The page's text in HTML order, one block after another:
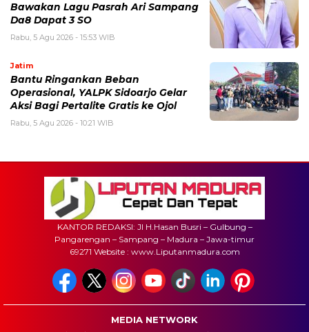
Bawakan Lagu Pasrah Ari Sampang
Da8 Dapat 3 SO
Rabu, 5 Agu 2026 - 15:53 WIB
Jatim
Bantu Ringankan Beban
Operasional, YALPK Sidoarjo Gelar
Aksi Bagi Pertalite Gratis ke Ojol
Rabu, 5 Agu 2026 - 10:21 WIB
KANTOR REDAKSI: Jl H.Hasan Busri – Gulbung –
Pangarengan – Sampang – Madura – Jawa-timur
69271 Website : www.Liputanmadura.com
MEDIA NETWORK